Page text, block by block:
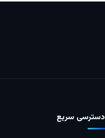
دسترسی سریع